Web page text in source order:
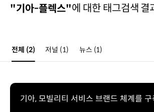
"기아-플렉스"에 대한 태그검색 결
전체 (2) 저널 (1) 뉴스 (1)
기아, 모빌리티 서비스 브랜드 체계를